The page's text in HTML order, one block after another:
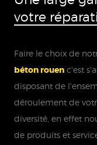
votre
Faire le choix de
béton rouenc'est
disposant de
déroulement de
diversité, en effet
de produits et